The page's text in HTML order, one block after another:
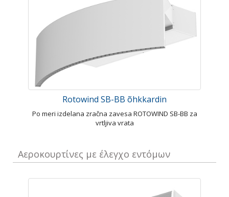
Rotowind SB-BB õhkkardin
Po meri izdelana zračna zavesa ROTOWIND SB-BB za
vrtljiva vrata
Αεροκουρτίνες με έλεγχο εντόμων